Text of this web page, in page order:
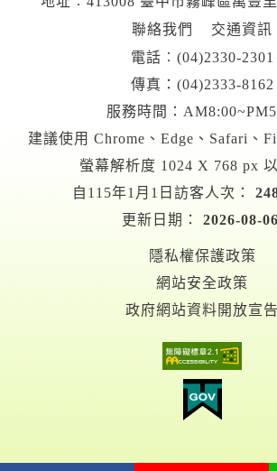
聯絡我們
交通資訊
電話︰ (04)2330-2301
傳真：(04)2333-8162
服務時間：
建議使用 Chrome、Edge、Safari、
螢幕解析度 1024 X 768 px
自115年1月1日訪客人次：
更新日期：
2026-08-06
隱私權保護政策
網站安全政策
政府網站資料開放宣告